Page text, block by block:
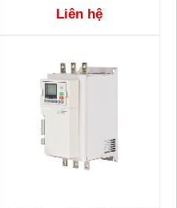
Liên hệ